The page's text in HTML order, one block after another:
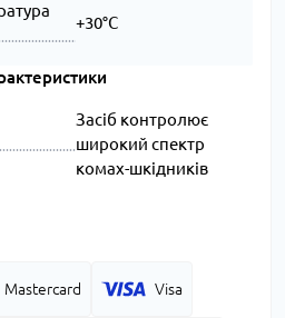
+30°C
Засіб контролює
широкий спектр
комах-шкідників
Mastercard Visa